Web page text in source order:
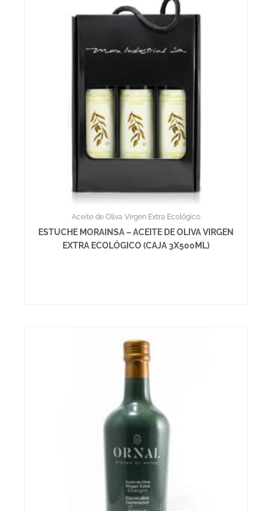
Aceite de Oliva Virgen Extra Ecológico
ESTUCHE MORAINSA – ACEITE DE OLIVA VIRGEN
EXTRA ECOLÓGICO (CAJA 3X500ML)